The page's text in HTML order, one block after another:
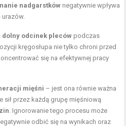
nadgarstków negatywnie wpływa
dolny odcinek pleców podczas
kręgosłupa nie tylko chroni przed
się na efektywnej pracy
mięśni – jest ona równie ważna
sił przez każdą grupę mięśniową
. Ignorowanie tego procesu może
odbić się na wynikach oraz